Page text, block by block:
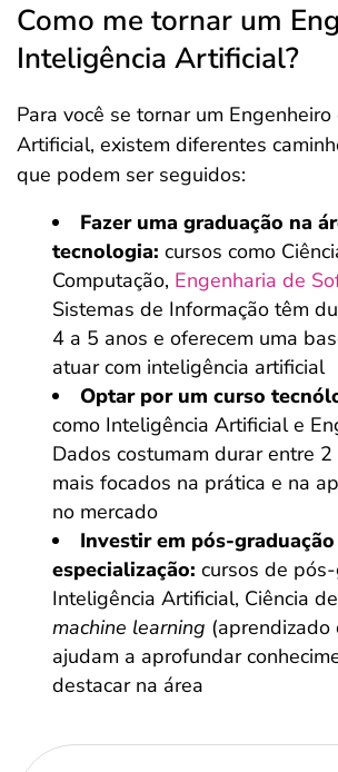
Como me tornar um
Inteligência Artificial?
Para você se tornar um
Artificial, existem diferentes
que podem ser seguidos:
Fazer uma graduação na
tecnologia: cursos como
Computação, Engenharia de
Sistemas de Informação têm
4 a 5 anos e oferecem uma
atuar com inteligência artificial
Optar por um curso
como Inteligência Artificial e
Dados costumam durar entre
mais focados na prática e na
no mercado
Investir em pós-
especialização: cursos de
Inteligência Artificial, Ciência
machine learning (aprendizado
ajudam a aprofundar
destacar na área